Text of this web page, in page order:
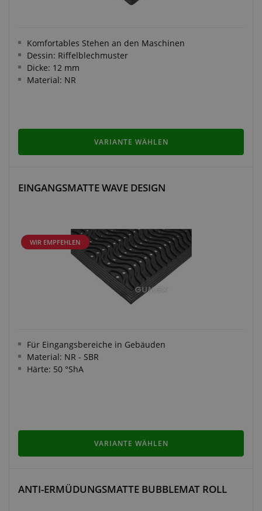
Komfortables Stehen an den Maschinen
Dessin: Riffelblechmuster
Dicke: 12 mm
Material: NR
VARIANTE WÄHLEN
EINGANGSMATTE WAVE DESIGN
WIR EMPFEHLEN
Für Eingangsbereiche in Gebäuden
Material: NR - SBR
Härte: 50 °ShA
VARIANTE WÄHLEN
ANTI-ERMÜDUNGSMATTE BUBBLEMAT ROLL